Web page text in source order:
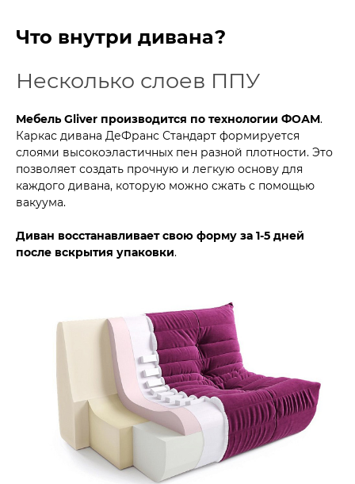
Что внутри дивана?
Несколько слоев ППУ
Мебель Gliver производится по технологии ФОАМ.
Каркас дивана ДеФранс Стандарт формируется
слоями высокоэластичных пен разной плотности. Это
позволяет создать прочную и легкую основу для
каждого дивана, которую можно сжать с помощью
вакуума.
Диван восстанавливает свою форму за 1-5 дней
после вскрытия упаковки.